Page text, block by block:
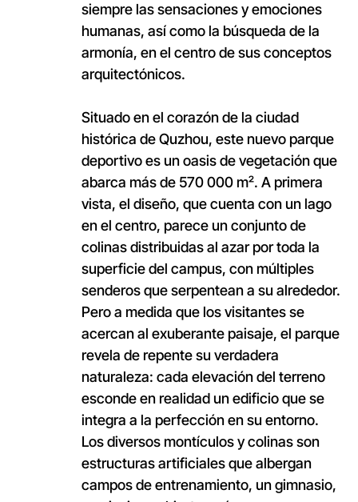
siempre las sensaciones y emociones
humanas, así como la búsqueda de la
armonía, en el centro de sus conceptos
arquitectónicos.
Situado en el corazón de la ciudad
histórica de Quzhou, este nuevo parque
deportivo es un oasis de vegetación que
abarca más de 570 000 m². A primera
vista, el diseño, que cuenta con un lago
en el centro, parece un conjunto de
colinas distribuidas al azar por toda la
superficie del campus, con múltiples
senderos que serpentean a su alrededor.
Pero a medida que los visitantes se
acercan al exuberante paisaje, el parque
revela de repente su verdadera
naturaleza: cada elevación del terreno
esconde en realidad un edificio que se
integra a la perfección en su entorno.
Los diversos montículos y colinas son
estructuras artificiales que albergan
campos de entrenamiento, un gimnasio,